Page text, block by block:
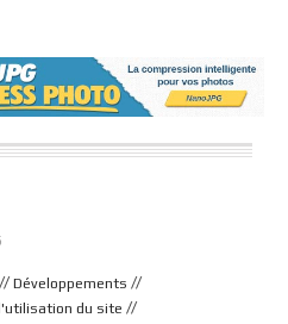
// Développements //
du site //